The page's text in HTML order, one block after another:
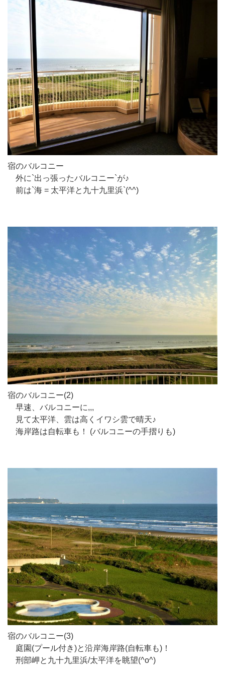
宿のバルコニー
外に`出っ張ったバルコニー`が♪
前は`海 = 太平洋と九十九里浜`(^^)
宿のバルコニー(2)
早速、バルコニーに,,,
見て太平洋、雲は高くイワシ雲で晴天♪
海岸路は自転車も！ (バルコニーの手摺りも)
宿のバルコニー(3)
庭園(プール付き)と沿岸海岸路(自転車も)！
刑部岬と九十九里浜/太平洋を眺望(^o^)